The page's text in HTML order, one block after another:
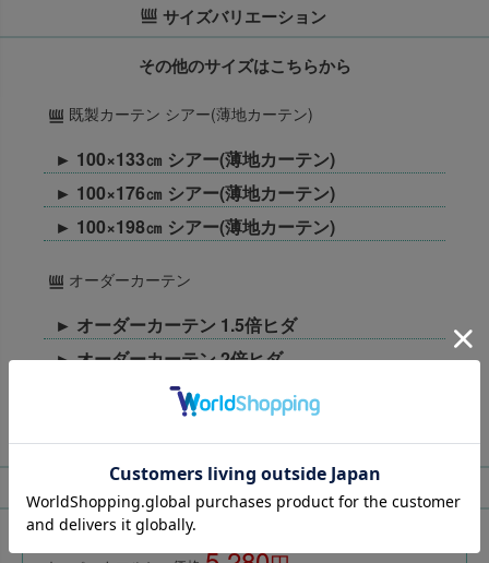
サイズバリエーション
その他のサイズはこちらから
既製カーテン シアー(薄地カーテン)
► 100×133㎝ シアー(薄地カーテン)
► 100×176㎝ シアー(薄地カーテン)
► 100×198㎝ シアー(薄地カーテン)
オーダーカーテン
► オーダーカーテン 1.5倍ヒダ
► オーダーカーテン 2倍ヒダ
► オーダーカーテン フラット
価格